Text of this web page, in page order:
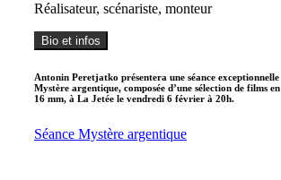
Réalisateur, scénariste, monteur
Bio et infos
Antonin Peretjatko présentera une séance exceptionnelle
Mystère argentique, composée d’une sélection de films en
16 mm, à La Jetée le vendredi 6 février à 20h.
Séance Mystère argentique